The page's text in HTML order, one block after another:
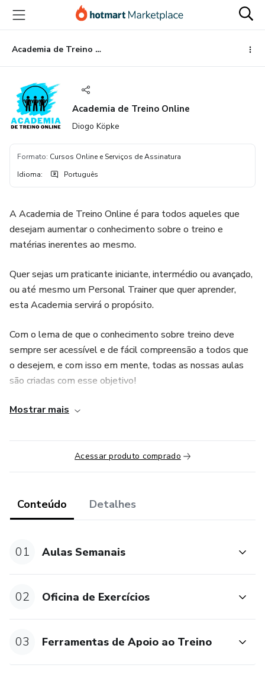
para
conteúdo
principal
para
pagamento
para
rodapé
Academia de Treino Online
Academia de Treino Online
Diogo Köpke
Formato: Cursos Online e Serviços de Assinatura
Idioma: Português
A Academia de Treino Online é para todos aqueles que
desejam aumentar o conhecimento sobre o treino e
matérias inerentes ao mesmo.
Quer sejas um praticante iniciante, intermédio ou avançado,
ou até mesmo um Personal Trainer que quer aprender,
esta Academia servirá o propósito.
Com o lema de que o conhecimento sobre treino deve
sempre ser acessível e de fácil compreensão a todos que
o desejem, e com isso em mente, todas as nossas aulas
são criadas com esse objetivo!
- Conteúdo sem tretas e direto ao assunto
- Sem tendências da moda só porque é bonito
- Aulas curtas e simples, focadas no tema abordado!
Mostrar mais
Acessar produto comprado
Conteúdo Detalhes
01 Aulas Semanais
02 Oficina de Exercícios
03 Ferramentas de Apoio ao Treino